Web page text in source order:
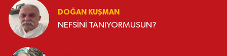
DOĞAN KUŞMAN
NEFSİNİ TANIYORMUSUN?